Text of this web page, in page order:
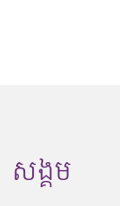
សង្គម